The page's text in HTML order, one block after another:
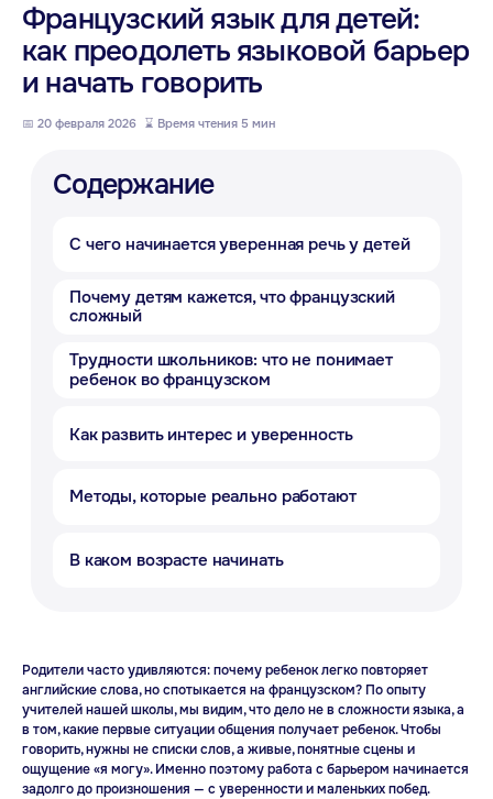
Французский язык для детей:
как преодолеть языковой барьер
и начать говорить
📅 20 февраля 2026 ⌛ Время чтения 5 мин
Содержание
С чего начинается уверенная речь у детей
сложный
Как развить интерес и уверенность
Методы, которые реально работают
В каком возрасте начинать
Родители часто удивляются: почему ребенок легко повторяет
английские слова, но спотыкается на французском? По опыту
учителей нашей школы, мы видим, что дело не в сложности языка, а
в том, какие первые ситуации общения получает ребенок. Чтобы
говорить, нужны не списки слов, а живые, понятные сцены и
ощущение «я могу». Именно поэтому работа с барьером начинается
задолго до произношения — с уверенности и маленьких побед.